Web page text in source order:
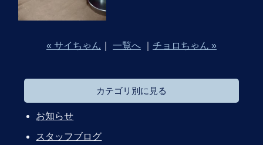
« サイちゃん 一覧へ チョロちゃん »
カテゴリ別に見る
お知らせ
スタッフブログ